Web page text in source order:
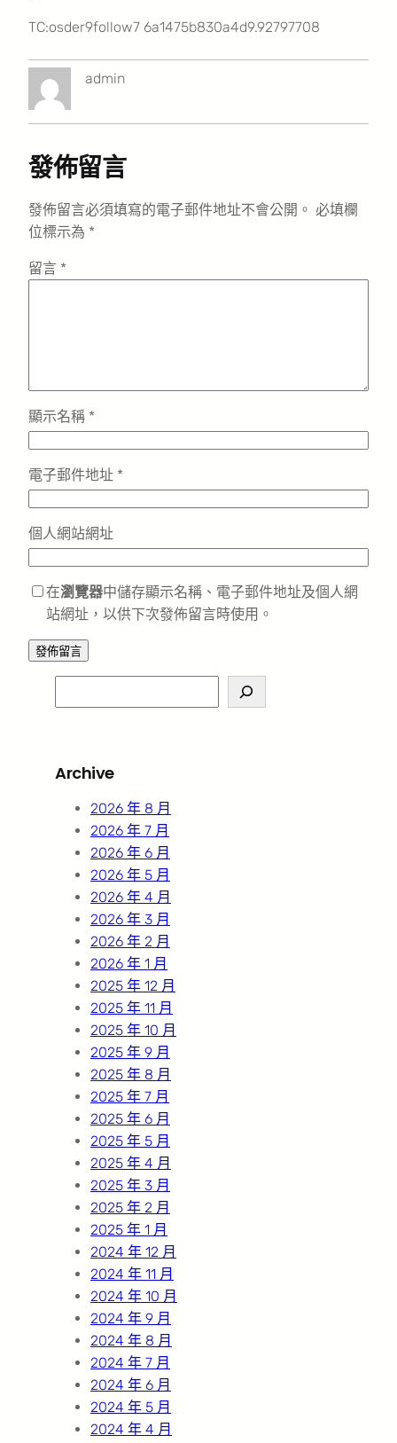
TC:osder9follow7 6a1475b830a4d9.92797708
admin
發佈留言
發佈留言必須填寫的電子郵件地址不會公開。 必填欄
位標示為 *
留言 *
顯示名稱 *
電子郵件地址 *
個人網站網址
在瀏覽器中儲存顯示名稱、電子郵件地址及個人網
站網址，以供下次發佈留言時使用。
e
c
Archive
2026 年 8 月
2026 年 7 月
2026 年 6 月
2026 年 5 月
2026 年 4 月
2026 年 3 月
2026 年 2 月
2026 年 1 月
2025 年 12 月
2025 年 11 月
2025 年 10 月
2025 年 9 月
2025 年 8 月
2025 年 7 月
2025 年 6 月
2025 年 5 月
2025 年 4 月
2025 年 3 月
2025 年 2 月
2025 年 1 月
2024 年 12 月
2024 年 11 月
2024 年 10 月
2024 年 9 月
2024 年 8 月
2024 年 7 月
2024 年 6 月
2024 年 5 月
2024 年 4 月